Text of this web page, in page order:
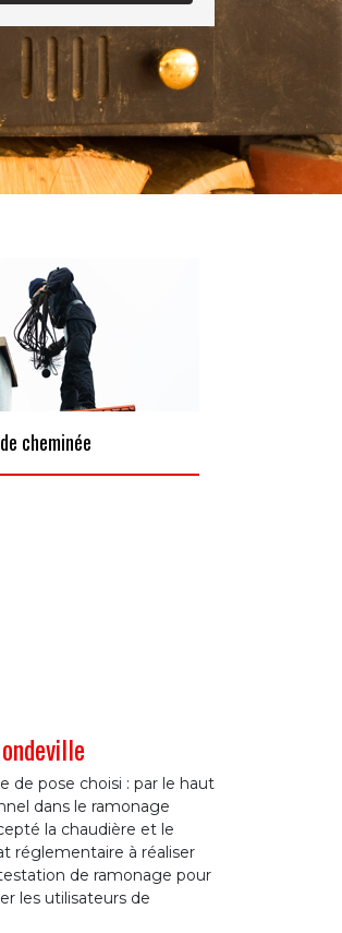
cheminée
de pose choisi : par le haut
dans le ramonage
la chaudière et le
réglementaire à réaliser
de ramonage pour
les utilisateurs de